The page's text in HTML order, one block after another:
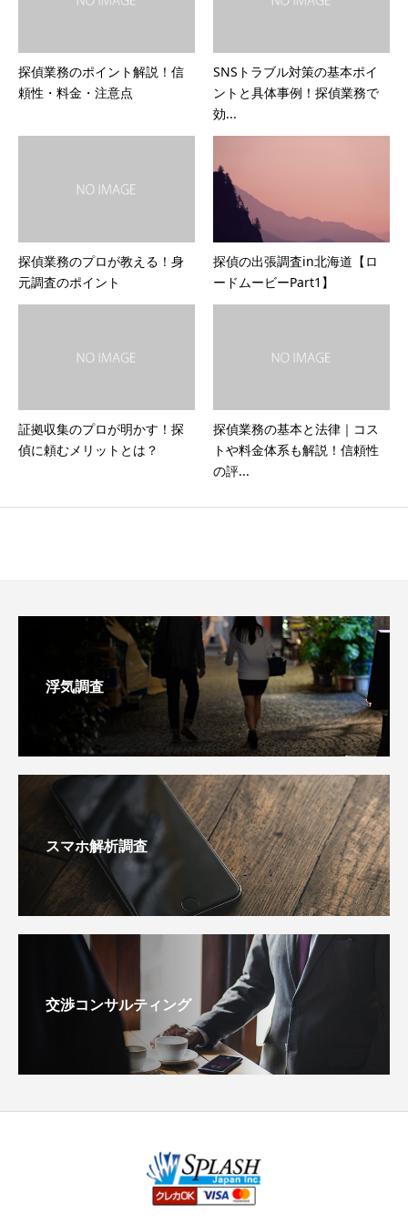
探偵業務のポイント解説！信
頼性・料金・注意点
SNSトラブル対策の基本ポイ
ントと具体事例！探偵業務で
効...
探偵業務のプロが教える！身
元調査のポイント
探偵の出張調査in北海道【ロ
ードムービーPart1】
証拠収集のプロが明かす！探
偵に頼むメリットとは？
探偵業務の基本と法律｜コス
トや料金体系も解説！信頼性
の評...
浮気調査
スマホ解析調査
交渉コンサルティング